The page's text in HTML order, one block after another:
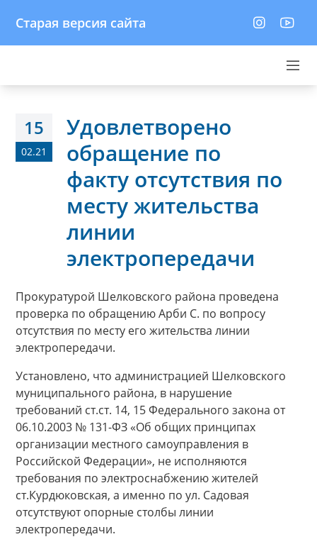
Старая версия сайта
15
02.21
Удовлетворено
обращение по
факту отсутствия по
месту жительства
линии
электропередачи
Прокуратурой Шелковского района проведена
проверка по обращению Арби С. по вопросу
отсутствия по месту его жительства линии
электропередачи.
Установлено, что администрацией Шелковского
муниципального района, в нарушение
требований ст.ст. 14, 15 Федерального закона от
06.10.2003 № 131-ФЗ «Об общих принципах
организации местного самоуправления в
Российской Федерации», не исполняются
требования по электроснабжению жителей
ст.Курдюковская, а именно по ул. Садовая
отсутствуют опорные столбы линии
электропередачи.